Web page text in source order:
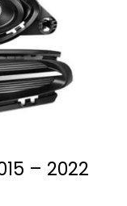
– 2022